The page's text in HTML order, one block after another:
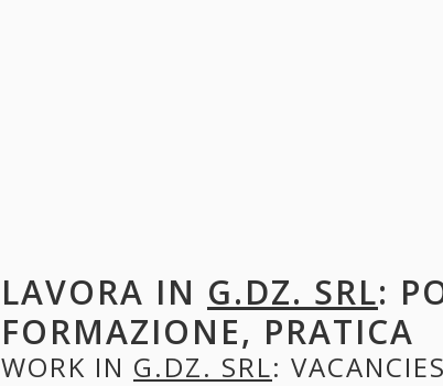
LAVORA IN G.DZ. SRL:
FORMAZIONE, PRATICA
WORK IN G.DZ. SRL: